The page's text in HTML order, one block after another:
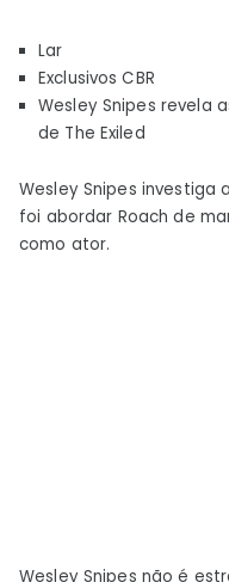
o
em
Lar
Exclusivos CBR
Wesley Snipes revela
de The Exiled
Wesley Snipes investiga
foi abordar Roach de
como ator.
Wesley Snipes não é